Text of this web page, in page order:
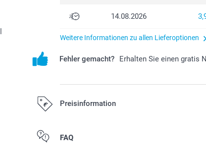
14.08.2026
Weitere Informationen zu allen Lieferoptionen
Fehler gemacht? Erhalten Sie einen gratis
Preisinformation
Alle Preise verstehen sich in EURO (€) inkl. MwSt. und
FAQ